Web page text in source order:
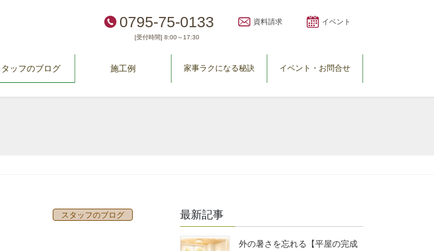
0795-75-0133
[受付時間] 8:00～17:30
資料請求 イベント
タッフのブログ 施工例 家事ラクになる秘訣 イベント・お問合せ
スタッフのブログ 最新記事
外の暑さを忘れる【平屋の完成